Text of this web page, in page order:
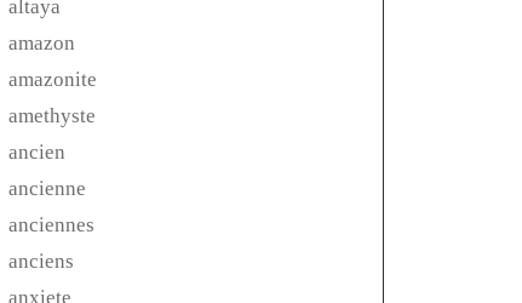
altaya
amazon
amazonite
amethyste
ancien
ancienne
anciennes
anciens
anxiete